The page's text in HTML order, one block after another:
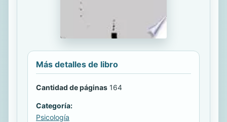
Más detalles de libro
Cantidad de páginas 164
Categoría:
Psicología